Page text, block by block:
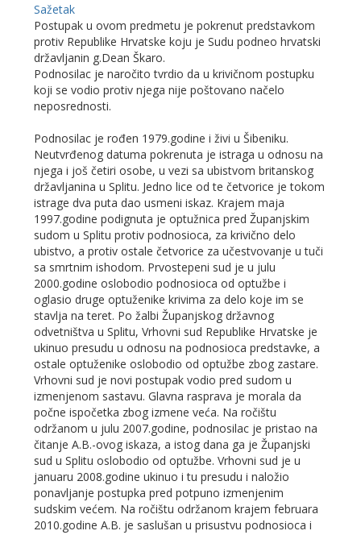
Sažetak
Postupak u ovom predmetu je pokrenut predstavkom
protiv Republike Hrvatske koju je Sudu podneo hrvatski
državljanin g.Dean Škaro.
Podnosilac je naročito tvrdio da u krivičnom postupku
koji se vodio protiv njega nije poštovano načelo
neposrednosti.
Podnosilac je rođen 1979.godine i živi u Šibeniku.
Neutvrđenog datuma pokrenuta je istraga u odnosu na
njega i još četiri osobe, u vezi sa ubistvom britanskog
državljanina u Splitu. Jedno lice od te četvorice je tokom
istrage dva puta dao usmeni iskaz. Krajem maja
1997.godine podignuta je optužnica pred Županjskim
sudom u Splitu protiv podnosioca, za krivično delo
ubistvo, a protiv ostale četvorice za učestvovanje u tuči
sa smrtnim ishodom. Prvostepeni sud je u julu
2000.godine oslobodio podnosioca od optužbe i
oglasio druge optuženike krivima za delo koje im se
stavlja na teret. Po žalbi Županjskog državnog
odvetništva u Splitu, Vrhovni sud Republike Hrvatske je
ukinuo presudu u odnosu na podnosioca predstavke, a
ostale optuženike oslobodio od optužbe zbog zastare.
Vrhovni sud je novi postupak vodio pred sudom u
izmenjenom sastavu. Glavna rasprava je morala da
počne ispočetka zbog izmene veća. Na ročištu
održanom u julu 2007.godine, podnosilac je pristao na
čitanje A.B.-ovog iskaza, a istog dana ga je Županjski
sud u Splitu oslobodio od optužbe. Vrhovni sud je u
januaru 2008.godine ukinuo i tu presudu i naložio
ponavljanje postupka pred potpuno izmenjenim
sudskim većem. Na ročištu održanom krajem februara
2010.godine A.B. je saslušan u prisustvu podnosioca i